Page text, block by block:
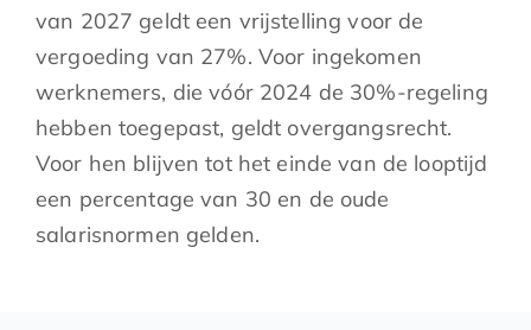
van 2027 geldt een vrijstelling voor de
vergoeding van 27%. Voor ingekomen
werknemers, die vóór 2024 de 30%-regeling
hebben toegepast, geldt overgangsrecht.
Voor hen blijven tot het einde van de looptijd
een percentage van 30 en de oude
salarisnormen gelden.